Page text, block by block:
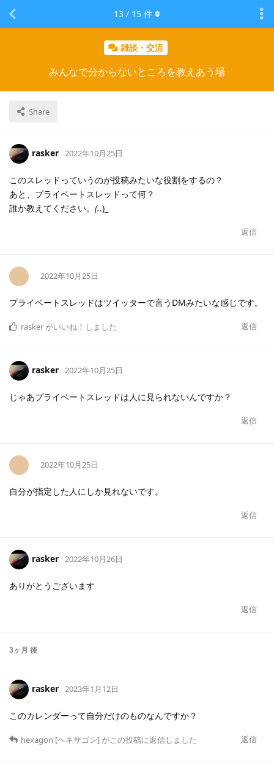
雑談・交流
みんなで分からないところを教えあう場
Share
13 / 15 件
rasker 2022年10月25日
このスレッドっていうのが投稿みたいな役割をするの？
あと、プライベートスレッドって何？
誰か教えてください。 (..)_
返信
2022年10月25日
プライベートスレッドはツイッターで言うDMみたいな感じです。
返信
rasker がいいね！しました
rasker 2022年10月25日
じゃあプライベートスレッドは人に見られないんですか？
返信
2022年10月25日
自分が指定した人にしか見れないです。
返信
rasker 2022年10月26日
ありがとうございます
返信
3ヶ月 後
rasker 2023年1月12日
このカレンダーって自分だけのものなんですか？
返信
hexagon [ヘキサゴン] がこの投稿に返信しました